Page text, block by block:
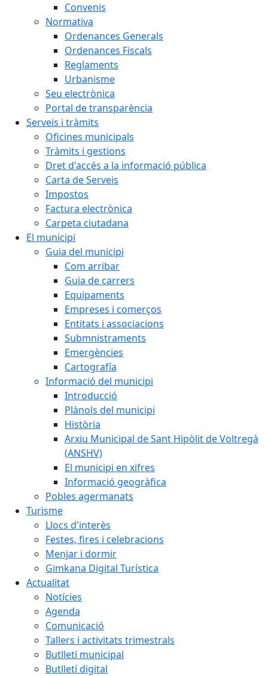
Convenis
Normativa
Ordenances Generals
Ordenances Fiscals
Reglaments
Urbanisme
Seu electrònica
Portal de transparència
Serveis i tràmits
Oficines municipals
Tràmits i gestions
Dret d'accés a la informació pública
Carta de Serveis
Impostos
Factura electrònica
Carpeta ciutadana
El municipi
Guia del municipi
Com arribar
Guia de carrers
Equipaments
Empreses i comerços
Entitats i associacions
Submnistraments
Emergències
Cartografía
Informació del municipi
Introducció
Plànols del municipi
Història
Arxiu Municipal de Sant Hipòlit de Voltregà
(ANSHV)
El municipi en xifres
Informació geogràfica
Pobles agermanats
Turisme
Llocs d'interès
Festes, fires i celebracions
Menjar i dormir
Gimkana Digital Turística
Actualitat
Notícies
Agenda
Comunicació
Tallers i activitats trimestrals
Butlletí municipal
Butlletí digital